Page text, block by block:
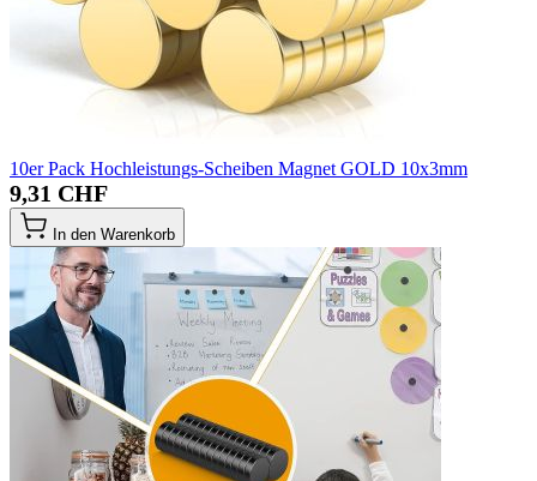
10er Pack Hochleistungs-Scheiben Magnet GOLD 10x3mm
9,31 CHF
In den Warenkorb